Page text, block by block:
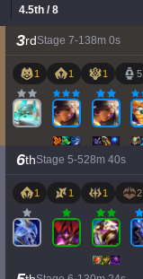
4.5th / 8
3rdStage 7-138m 0s
1 1 1 5
6thStage 5-528m 40s
1 1 1 2